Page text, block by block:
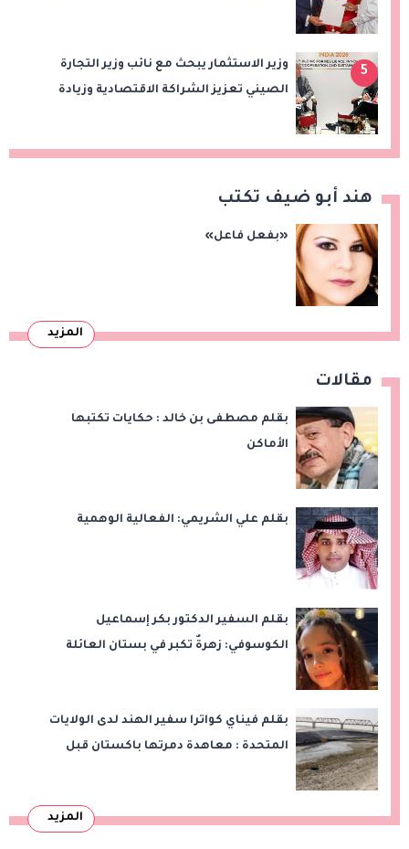
5
وزير الاستثمار يبحث مع نائب وزير التجارة
الصيني تعزيز الشراكة الاقتصادية وزيادة
هند أبو ضيف تكتب
«بفعل فاعل»
المزيد
مقالات
بقلم مصطفى بن خالد : حكايات تكتبها
الأماكن
بقلم علي الشريمي: الفعالية الوهمية
بقلم السفير الدكتور بكر إسماعيل
الكوسوفي: زهرةٌ تكبر في بستان العائلة
بقلم فيناي كواترا سفير الهند لدى الولايات
المتحدة : معاهدة دمرتها باكستان قبل
المزيد